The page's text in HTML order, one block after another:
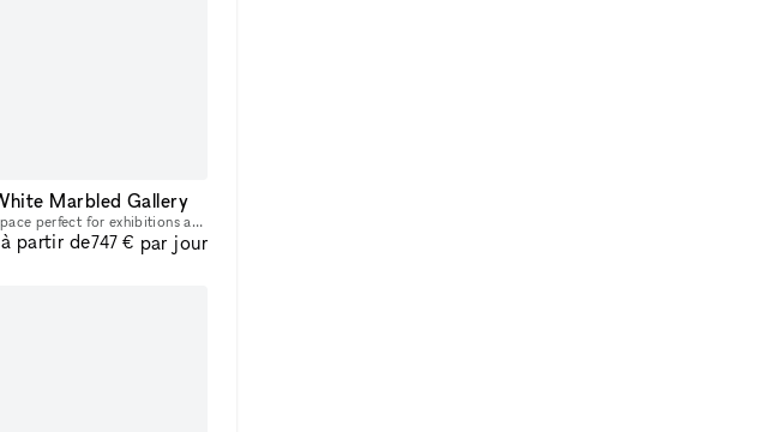
Marbled Gallery
Beautiful gallery space perfect for exhibitions and pop up space.
à partir de747 € par jour